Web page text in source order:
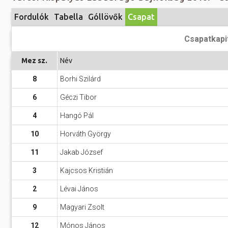
Gyerekeknek
Tanfolyam, képzés
Tábor
Egyházi, vallási
megemlékezések
Megyei kitekintő
most
Víz
Összes
Egyéb
Fordulók Tabella Góllövők Csapat
Mez sz. Név
8 Borhi Szilárd
6 Géczi Tibor
4 Hangó Pál
10 Horváth György
11 Jakab József
3 Kajcsos Kristián
2 Lévai János
9 Magyari Zsolt
12 Mónos János